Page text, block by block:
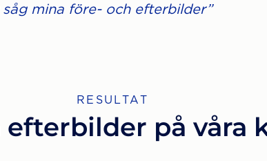
mina före- och efterbilder”
RESULTAT
efterbilder på våra